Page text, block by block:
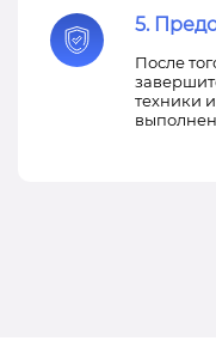
5.
После
техники